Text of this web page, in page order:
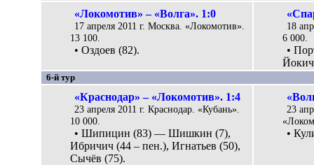
«Локомотив» – «Волга». 1:0
17 апреля 2011 г. Москва. «Локомотив».
13 100.
• Оздоев (82).
18
6 000.
•
6-й тур
«Краснодар» – «Локомотив». 1:4
23 апреля 2011 г. Краснодар. «Кубань».
10 000.
• Шипицин (83) — Шишкин (7),
Ибричич (44 – пен.), Игнатьев (50),
Сычёв (75).
23
•